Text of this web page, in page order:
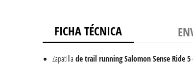
FICHA TÉCNICA
Zapatilla de trail running Salomon Sense Ride